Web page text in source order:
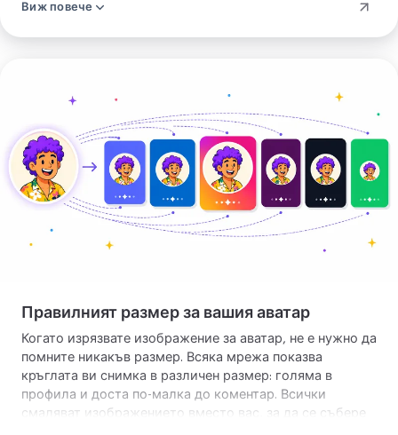
профилната ви снимка изглежда балансирана, от
изображението
преди да се върнете и да изрежете.
Виж повече
правилния
Правилният размер за вашия аватар
Когато изрязвате изображение за аватар, не е нужно да
помните никакъв размер. Всяка мрежа показва
кръглата ви снимка в различен размер: голяма в
профила и доста по-малка до коментар. Всички
смаляват изображението вместо вас, за да се събере